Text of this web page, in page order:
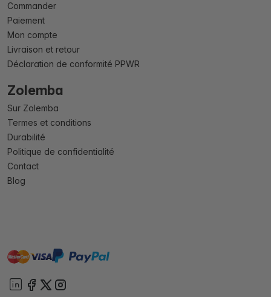
Commander
Paiement
Mon compte
Livraison et retour
Déclaration de conformité PPWR
Zolemba
Sur Zolemba
Termes et conditions
Durabilité
Politique de confidentialité
Contact
Blog
mastervisa paypal